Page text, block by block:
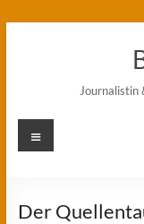
Journalistin
Menü
Der